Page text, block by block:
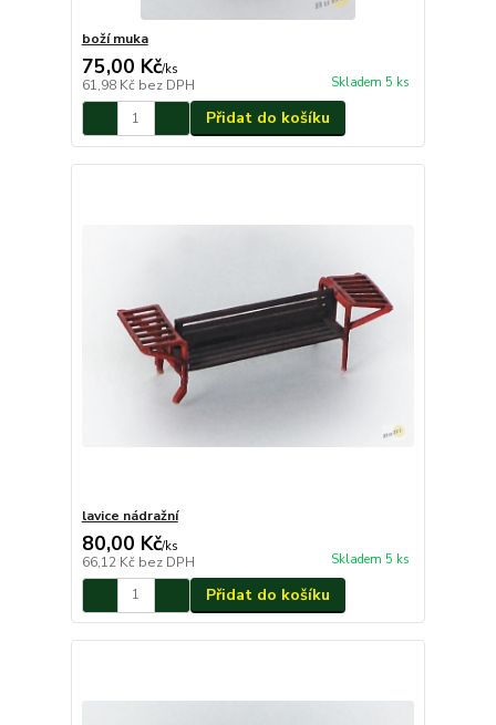
boží muka
75,00 Kč/ks
61,98 Kč bez DPH Skladem 5 ks
Přidat do košíku
lavice nádražní
80,00 Kč/ks
66,12 Kč bez DPH Skladem 5 ks
Přidat do košíku